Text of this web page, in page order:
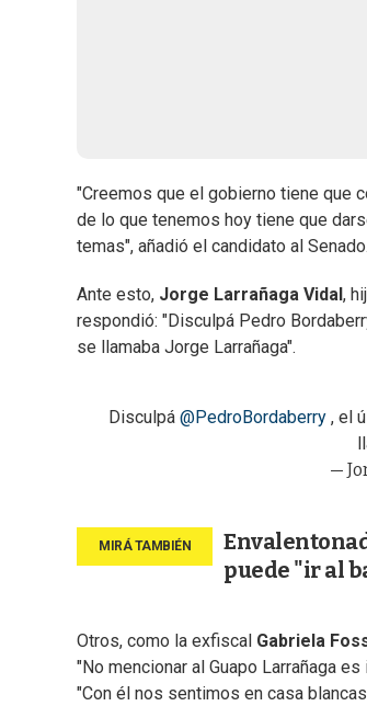
"Creemos que el gobierno tiene que
de lo que tenemos hoy tiene que
temas", añadió el candidato al Senado.
Ante esto, Jorge Larrañaga Vidal ,
respondió: "Disculpá Pedro
se llamaba Jorge Larrañaga".
Disculpá @PedroBordaberry, el
—
puede "ir al
Otros, como la exfiscal Gabriela
"No mencionar al Guapo Larrañaga
"Con él nos sentimos en casa